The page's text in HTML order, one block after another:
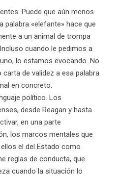
Puede que aún menos
palabra «elefante» hace que
a un animal de trompa
cuando le pedimos a
lo estamos evocando. No
de validez a esa palabra
en concreto.
político. Los
desde Reagan y hasta
en una parte
los marcos mentales que
el del Estado como
reglas de conducta, que
cuando la situación lo